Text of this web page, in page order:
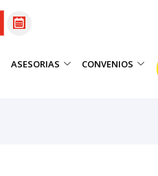
ASESORIAS CONVENIOS